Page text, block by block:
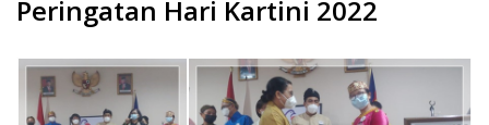
Peringatan Hari Kartini 2022